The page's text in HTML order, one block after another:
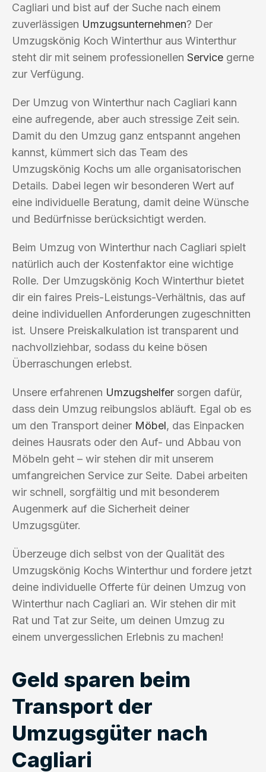
Cagliari und bist auf der Suche nach einem
zuverlässigen Umzugsunternehmen? Der
Umzugskönig Koch Winterthur aus Winterthur
steht dir mit seinem professionellen Service gerne
zur Verfügung.
Der Umzug von Winterthur nach Cagliari kann
eine aufregende, aber auch stressige Zeit sein.
Damit du den Umzug ganz entspannt angehen
kannst, kümmert sich das Team des
Umzugskönig Kochs um alle organisatorischen
Details. Dabei legen wir besonderen Wert auf
eine individuelle Beratung, damit deine Wünsche
und Bedürfnisse berücksichtigt werden.
Beim Umzug von Winterthur nach Cagliari spielt
natürlich auch der Kostenfaktor eine wichtige
Rolle. Der Umzugskönig Koch Winterthur bietet
dir ein faires Preis-Leistungs-Verhältnis, das auf
deine individuellen Anforderungen zugeschnitten
ist. Unsere Preiskalkulation ist transparent und
nachvollziehbar, sodass du keine bösen
Überraschungen erlebst.
Unsere erfahrenen Umzugshelfer sorgen dafür,
dass dein Umzug reibungslos abläuft. Egal ob es
um den Transport deiner Möbel, das Einpacken
deines Hausrats oder den Auf- und Abbau von
Möbeln geht – wir stehen dir mit unserem
umfangreichen Service zur Seite. Dabei arbeiten
wir schnell, sorgfältig und mit besonderem
Augenmerk auf die Sicherheit deiner
Umzugsgüter.
Überzeuge dich selbst von der Qualität des
Umzugskönig Kochs Winterthur und fordere jetzt
deine individuelle Offerte für deinen Umzug von
Winterthur nach Cagliari an. Wir stehen dir mit
Rat und Tat zur Seite, um deinen Umzug zu
einem unvergesslichen Erlebnis zu machen!
Geld sparen beim
Transport der
Umzugsgüter nach
Cagliari